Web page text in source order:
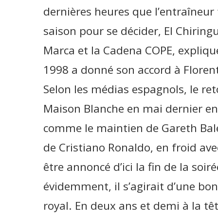
dernières heures que
saison pour se décider, El
Marca et la Cadena COPE,
1998 a donné son accord à
Selon les médias espagnols, le
Maison Blanche en mai dernier
comme le maintien de Gareth
de Cristiano Ronaldo, en froid
être annoncé d’ici la fin de la
évidemment, il s’agirait d’une
royal. En deux ans et demi à la